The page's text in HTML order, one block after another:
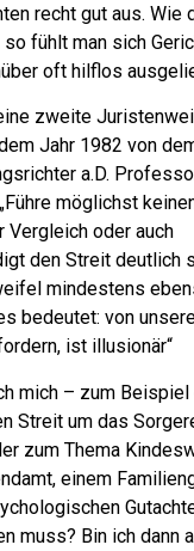
recht gut aus. Wie
fühlt man sich
oft hilflos
zweite
Jahr 1982 von
a.D.
möglichst
Vergleich oder auch
den Streit deutlich
mindestens
bedeutet: von
ist illusionär“
mich – zum Beispiel
Streit um das
zum Thema
einem
muss? Bin ich dann